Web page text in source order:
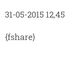
31-05-2015 12,45
{fshare}